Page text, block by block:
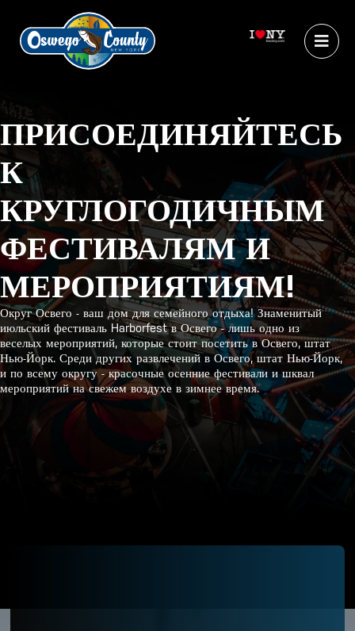
ПРИСОЕДИНЯЙТЕСЬ
К
КРУГЛОГОДИЧНЫМ
ФЕСТИВАЛЯМ И
МЕРОПРИЯТИЯМ!
Округ Освего - ваш дом для семейного отдыха! Знаменитый
июльский фестиваль Harborfest в Освего - лишь одно из
веселых мероприятий, которые стоит посетить в Освего, штат
Нью-Йорк. Среди других развлечений в Освего, штат Нью-Йорк,
и по всему округу - красочные осенние фестивали и шквал
мероприятий на свежем воздухе в зимнее время.